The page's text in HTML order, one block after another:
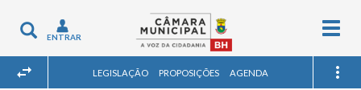
Toggle
navigation
ENTRAR
LEGISLAÇÃO PROPOSIÇÕES AGENDA